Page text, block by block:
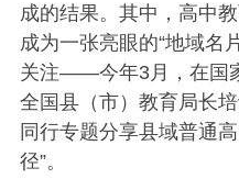
成的结果。其中，高中
成为一张亮眼的“地域名
关注——今年3月，在国
全国县（市）教育局长
同行专题分享县域普通
径”。